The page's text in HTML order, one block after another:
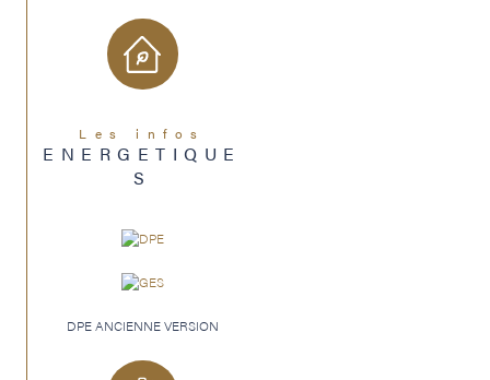
Les infos
ENERGETIQUE
S
DPE ANCIENNE VERSION